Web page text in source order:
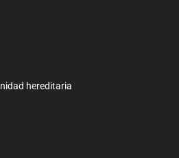
hereditaria